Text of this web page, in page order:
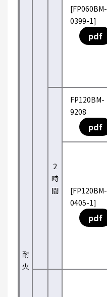
耐
火
[FP060BM-
0399-1]
pdf
2
時
間
FP120BM-
9208
pdf
[FP120BM-
0405-1]
pdf